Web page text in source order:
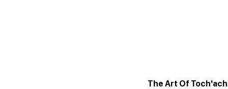
The Art Of